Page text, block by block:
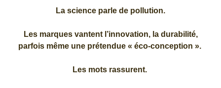
La science parle de pollution.
Les marques vantent l’innovation, la durabilité,
parfois même une prétendue « éco-conception ».
Les mots rassurent.